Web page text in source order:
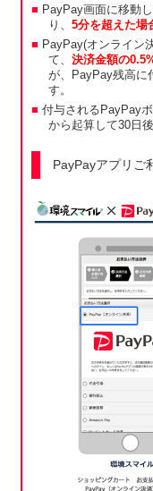
PayPay画面に移動
り、 5分を超えた場
PayPay(オンライン
て、 決済金額の
が、PayPay残高に
す。
付与されるPayPay
から起算して30日
PayPayアプリご